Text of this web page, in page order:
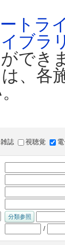
トラ
ブラ
でき
、各
雑誌 視聴覚
/